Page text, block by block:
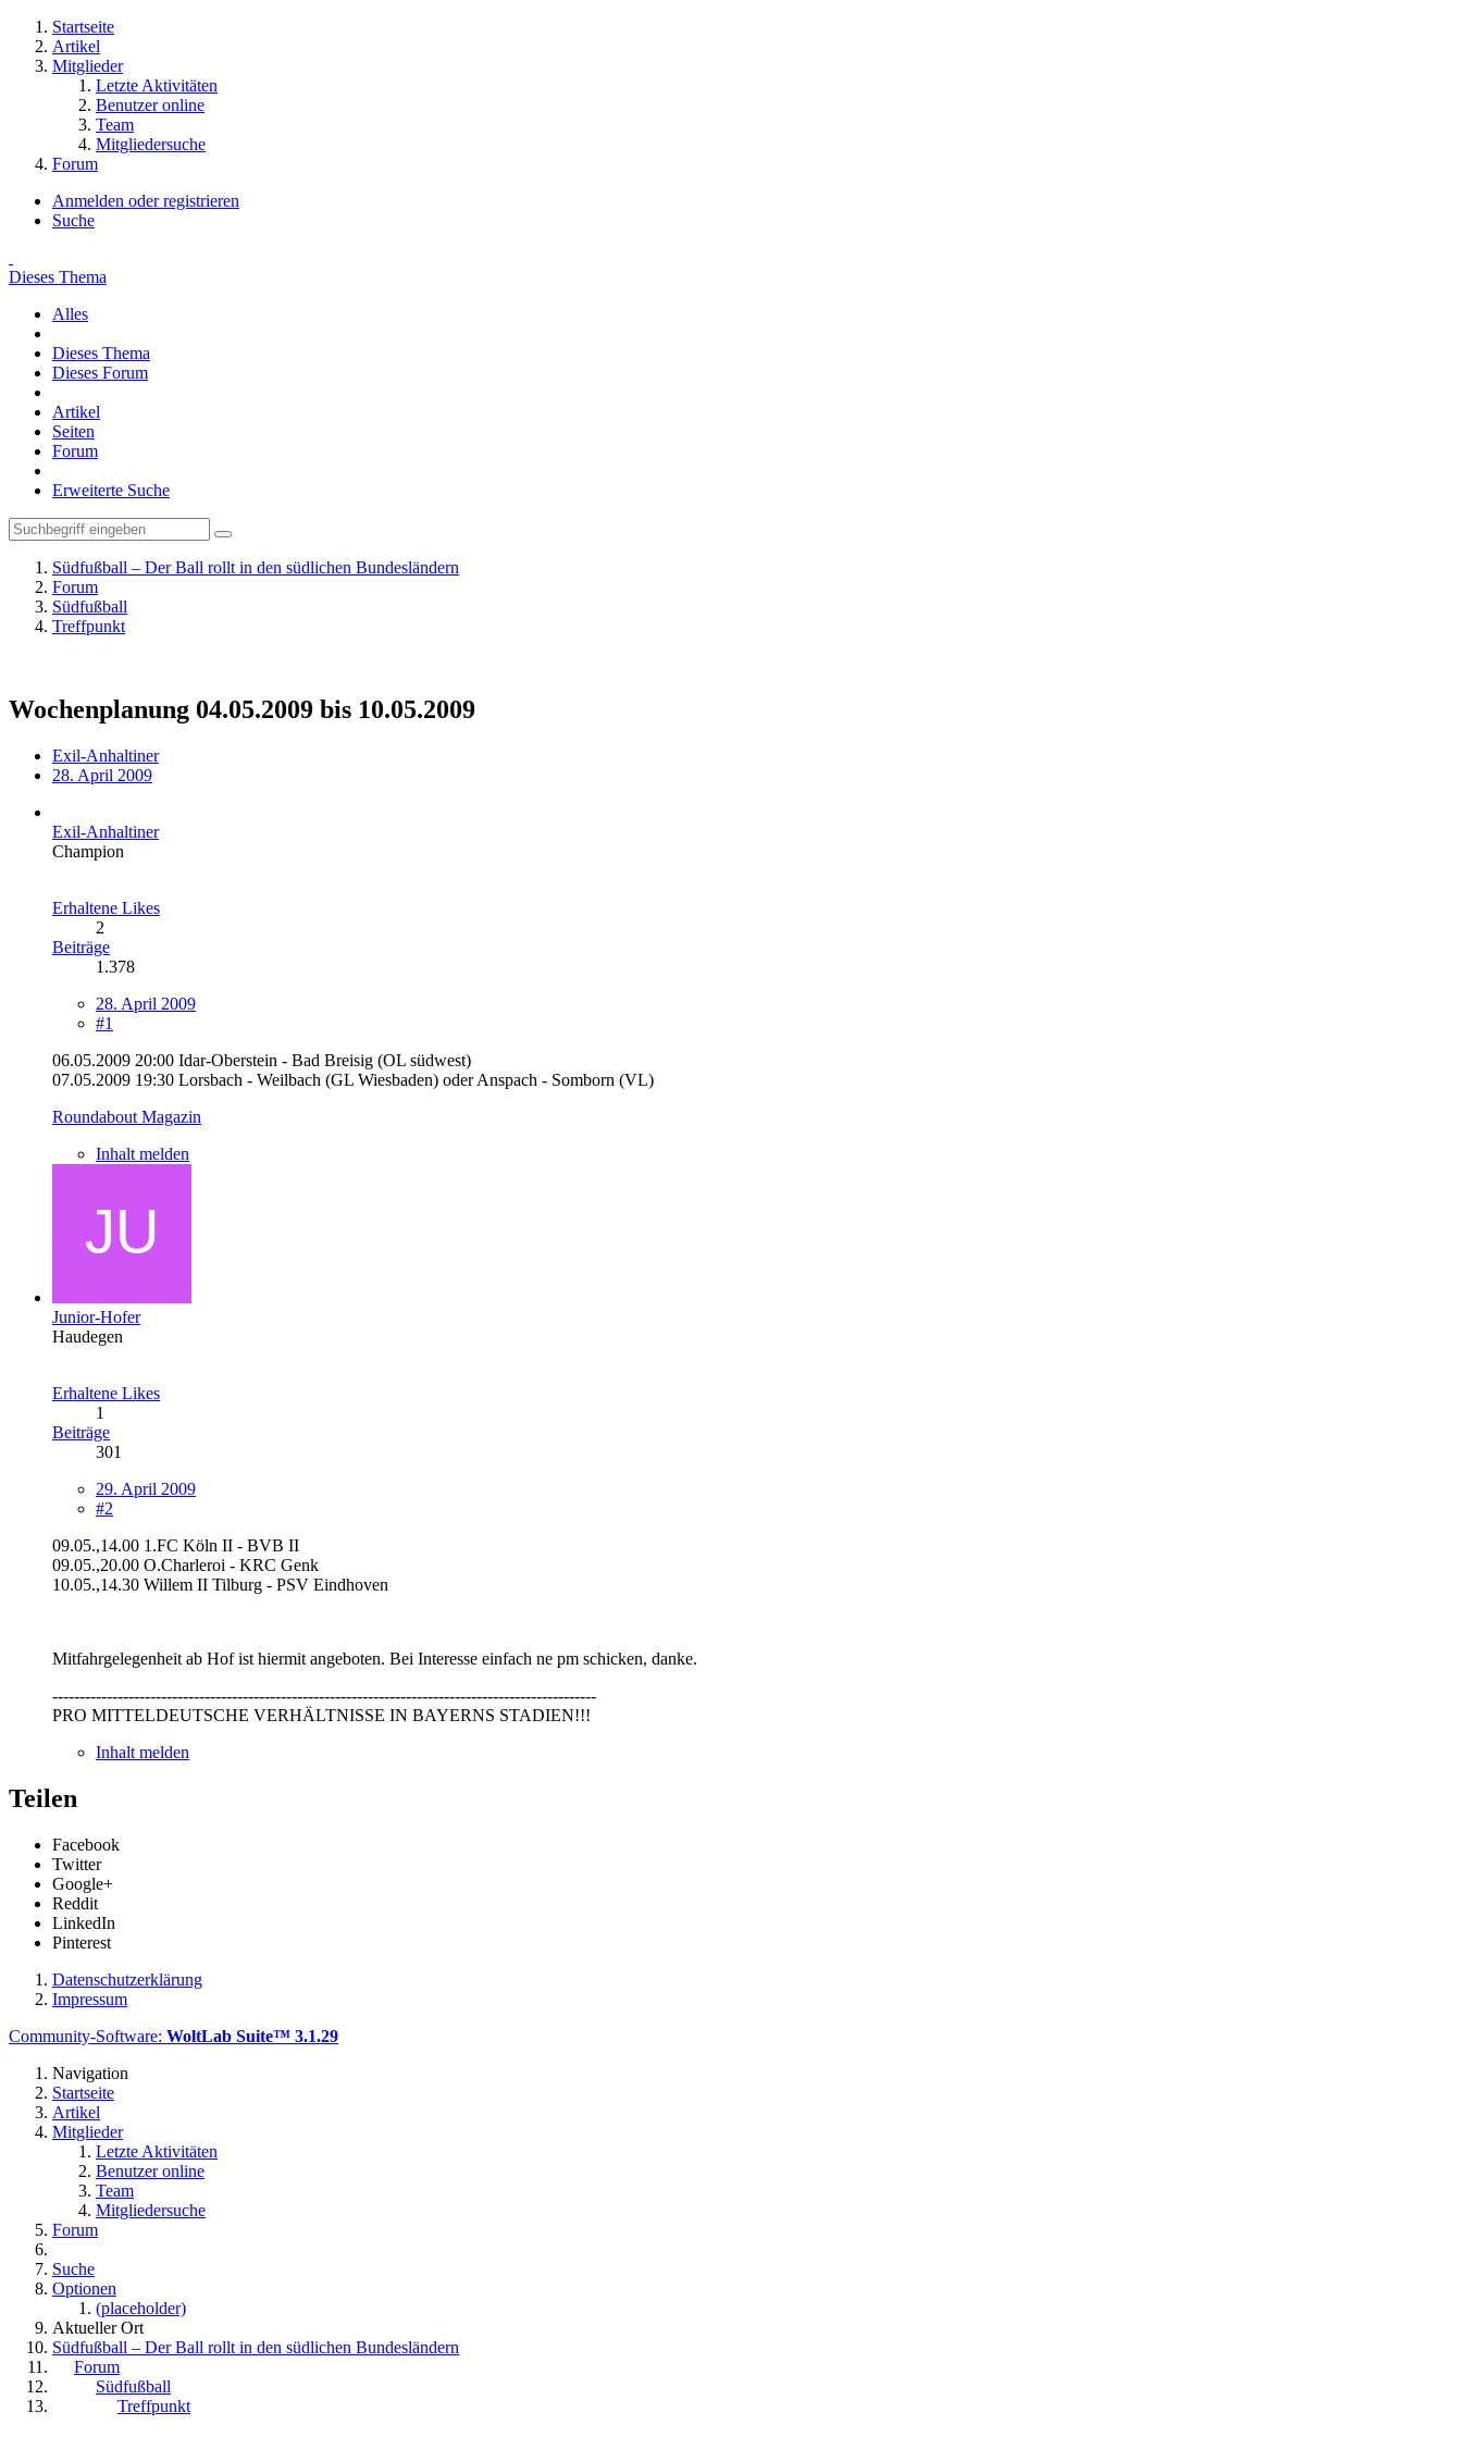
Startseite
Artikel
Mitglieder
Letzte Aktivitäten
Benutzer online
Team
Mitgliedersuche
Forum
Anmelden oder registrieren
Suche
Dieses Thema
Alles
Dieses Thema
Dieses Forum
Artikel
Seiten
Forum
Erweiterte Suche
Südfußball – Der Ball rollt in den südlichen Bundesländern
Forum
Südfußball
Treffpunkt
Wochenplanung 04.05.2009 bis 10.05.2009
Exil-Anhaltiner
28. April 2009
Exil-Anhaltiner
Champion
Erhaltene Likes
2
Beiträge
1.378
28. April 2009
#1
06.05.2009 20:00 Idar-Oberstein - Bad Breisig (OL südwest)
07.05.2009 19:30 Lorsbach - Weilbach (GL Wiesbaden) oder Anspach - Somborn (VL)
Roundabout Magazin
Inhalt melden
Junior-Hofer
Haudegen
Erhaltene Likes
1
Beiträge
301
29. April 2009
#2
09.05.,14.00 1.FC Köln II - BVB II
09.05.,20.00 O.Charleroi - KRC Genk
10.05.,14.30 Willem II Tilburg - PSV Eindhoven
Mitfahrgelegenheit ab Hof ist hiermit angeboten. Bei Interesse einfach ne pm schicken, danke.
----------------------------------------------------------------------------------------------------
PRO MITTELDEUTSCHE VERHÄLTNISSE IN BAYERNS STADIEN!!!
Inhalt melden
Teilen
Facebook
Twitter
Google+
Reddit
LinkedIn
Pinterest
Datenschutzerklärung
Impressum
Community-Software: WoltLab Suite™ 3.1.29
Navigation
Startseite
Artikel
Mitglieder
Letzte Aktivitäten
Benutzer online
Team
Mitgliedersuche
Forum
Suche
Optionen
(placeholder)
Aktueller Ort
Südfußball – Der Ball rollt in den südlichen Bundesländern
Forum
Südfußball
Treffpunkt